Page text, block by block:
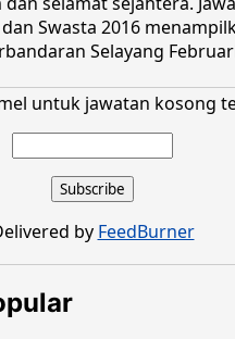
Swasta 2016
Selayang
untuk jawatan kosong
by FeedBurner